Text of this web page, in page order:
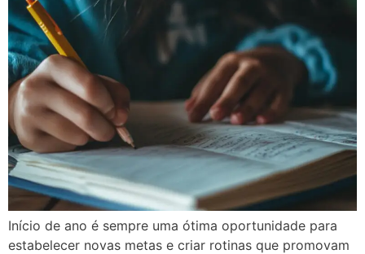
Início de ano é sempre uma ótima oportunidade para
estabelecer novas metas e criar rotinas que promovam